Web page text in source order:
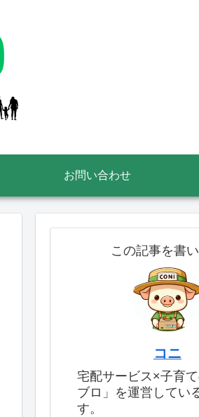
お問い合わせ
この記事を書
コニ
宅配サービス×子育
ブロ」を運営してい
す。